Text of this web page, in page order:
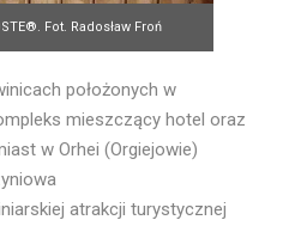
Fot. Radosław Froń
położonych w
mieszczący hotel oraz
w Orhei (Orgiejowie)
atrakcji turystycznej